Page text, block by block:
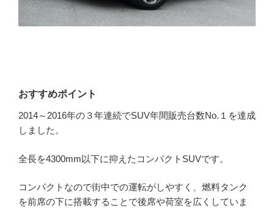
おすすめポイント
2014～2016年の３年連続でSUV年間販売台数No.１を達成
しました。
全長を4300mm以下に抑えたコンパクトSUVです。
コンパクトなので街中での運転がしやすく、燃料タンク
を前席の下に搭載することで後席や荷室を広くしていま